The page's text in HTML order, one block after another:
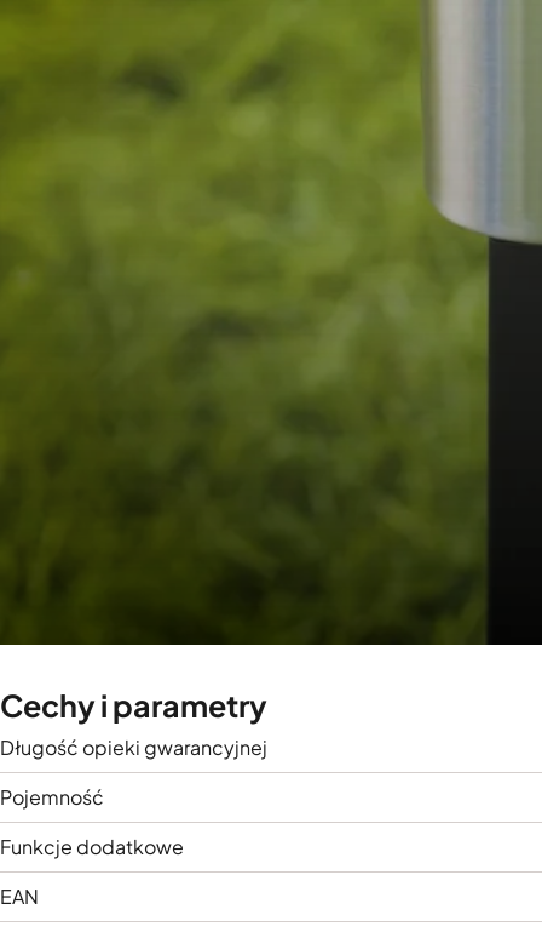
Cechy i parametry
Długość opieki gwarancyjnej
Pojemność
Funkcje dodatkowe
EAN